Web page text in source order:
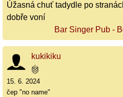
Úžasná chuť tadydle po
dobře voní
Bar Singer Pub -
kukikiku
15. 6. 2024
čep "no name"